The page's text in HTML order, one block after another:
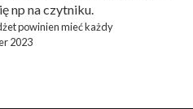
np na czytniku.
powinien mieć każdy
2023